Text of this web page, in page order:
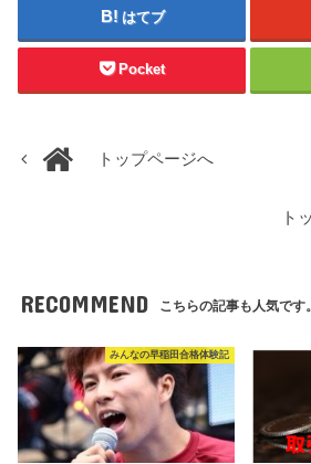
はてブ
Pocket
トップページへ
ト
RECOMMEND こちらの記事も人気です。
みんなの早稲田合格体験記